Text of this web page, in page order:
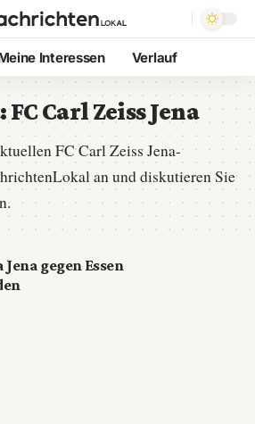
Interessen Verlauf
FC Carl Zeiss Jena
FC Carl Zeiss Jena-
an und diskutieren Sie
gegen Essen